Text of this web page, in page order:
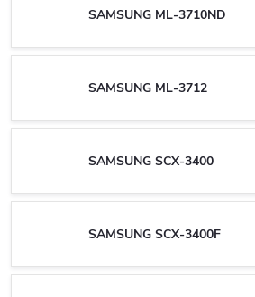
SAMSUNG ML-3710ND
SAMSUNG ML-3712
SAMSUNG SCX-3400
SAMSUNG SCX-3400F